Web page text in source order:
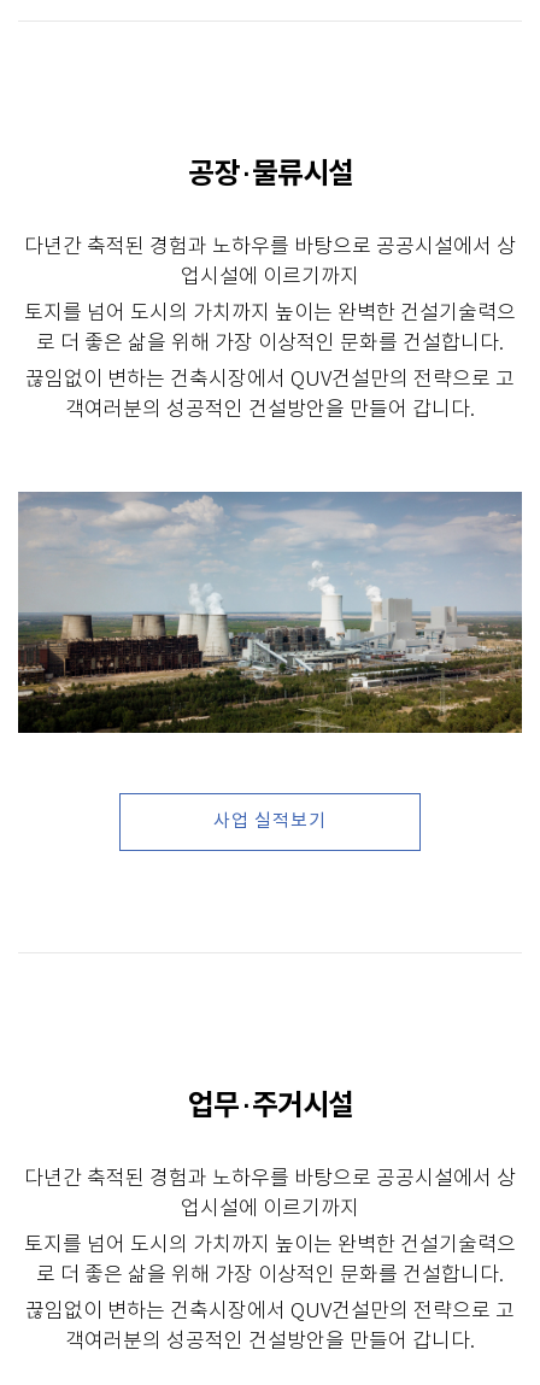
공장 · 물류시설
다년간 축적된 경험과 노하우를 바탕으로 공공시설에서 상
업시설에 이르기까지
토지를 넘어 도시의 가치까지 높이는 완벽한 건설기술력으
로 더 좋은 삶을 위해 가장 이상적인 문화를 건설합니다.
끊임없이 변하는 건축시장에서 QUV건설만의 전략으로 고
객여러분의 성공적인 건설방안을 만들어 갑니다.
사업 실적보기
업무 · 주거시설
다년간 축적된 경험과 노하우를 바탕으로 공공시설에서 상
업시설에 이르기까지
토지를 넘어 도시의 가치까지 높이는 완벽한 건설기술력으
로 더 좋은 삶을 위해 가장 이상적인 문화를 건설합니다.
끊임없이 변하는 건축시장에서 QUV건설만의 전략으로 고
객여러분의 성공적인 건설방안을 만들어 갑니다.